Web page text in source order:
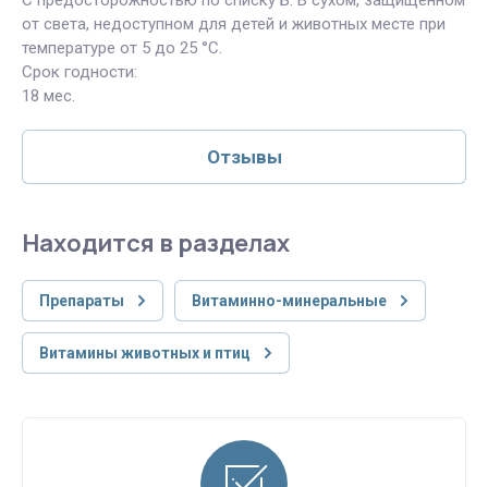
от света, недоступном для детей и животных месте при
температуре от 5 до 25 °С.
Срок годности:
18 мес.
Отзывы
Находится в разделах
Препараты Витаминно-минеральные
Витамины животных и птиц